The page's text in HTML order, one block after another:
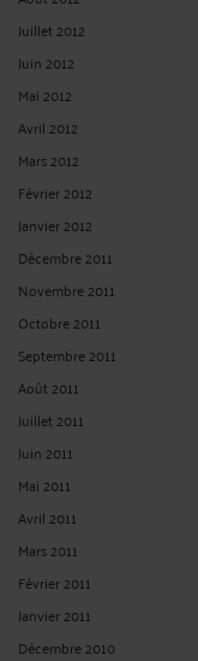
Juillet 2012
Juin 2012
Mai 2012
Avril 2012
Mars 2012
Février 2012
Janvier 2012
Décembre 2011
Novembre 2011
Octobre 2011
Septembre 2011
Août 2011
Juillet 2011
Juin 2011
Mai 2011
Avril 2011
Mars 2011
Février 2011
Janvier 2011
Décembre 2010